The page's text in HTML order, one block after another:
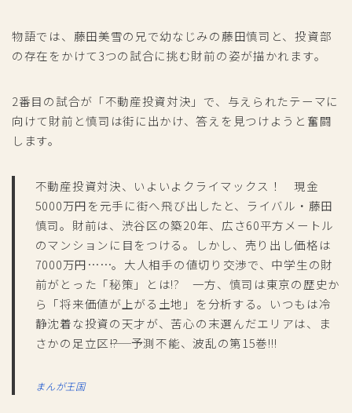
物語では、藤田美雪の兄で幼なじみの藤田慎司と、投資部
の存在をかけて3つの試合に挑む財前の姿が描かれます。
2番目の試合が「不動産投資対決」で、与えられたテーマに
向けて財前と慎司は街に出かけ、答えを見つけようと奮闘
します。
不動産投資対決、いよいよクライマックス！ 現金
5000万円を元手に街へ飛び出したと、ライバル・藤田
慎司。財前は、渋谷区の築20年、広さ60平方メートル
のマンションに目をつける。しかし、売り出し価格は
7000万円……。大人相手の値切り交渉で、中学生の財
前がとった「秘策」とは!? 一方、慎司は東京の歴史か
ら「将来価値が上がる土地」を分析する。いつもは冷
静沈着な投資の天才が、苦心の末選んだエリアは、ま
さかの足立区――!? 予測不能、波乱の第15巻!!!
まんが王国